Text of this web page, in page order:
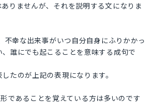
りませんが、それを説明する文になりま
不幸な出来事がいつ自分自身にふりかかっ
誰にでも起こることを意味する成句で
たのが上記の表現になります。
であることを覚えている方は多いのです